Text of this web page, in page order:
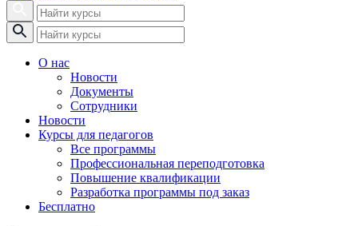
О нас
Новости
Документы
Сотрудники
Новости
Курсы для педагогов
Все программы
Профессиональная переподготовка
Повышение квалификации
Разработка программы под заказ
Бесплатно